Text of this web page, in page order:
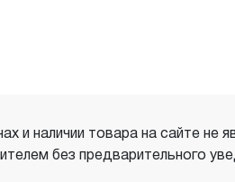
и наличии товара на сайте не
без предварительного